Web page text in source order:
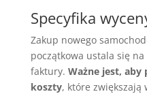
Specyfika
Zakup nowego
początkowa ustala się
faktury. Ważne jest, aby
koszty, które zwiększają